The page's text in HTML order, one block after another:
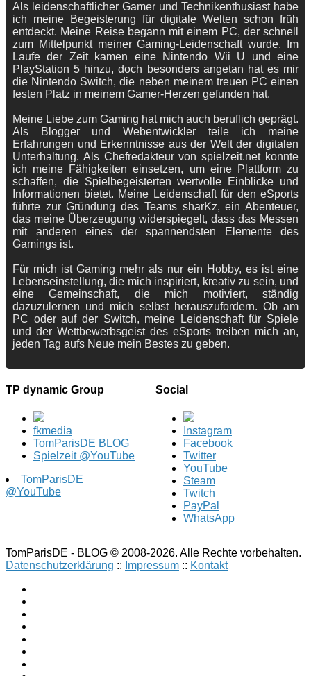
Als leidenschaftlicher Gamer und Technikenthusiast habe
ich meine Begeisterung für digitale Welten schon früh
entdeckt. Meine Reise begann mit einem PC, der schnell
zum Mittelpunkt meiner Gaming-Leidenschaft wurde. Im
Laufe der Zeit kamen eine Nintendo Wii U und eine
PlayStation 5 hinzu, doch besonders angetan hat es mir
die Nintendo Switch, die neben meinem treuen PC einen
festen Platz in meinem Gamer-Herzen gefunden hat.
Meine Liebe zum Gaming hat mich auch beruflich geprägt.
Als Blogger und Webentwickler teile ich meine
Erfahrungen und Erkenntnisse aus der Welt der digitalen
Unterhaltung. Als Chefredakteur von spielzeit.net konnte
ich meine Fähigkeiten einsetzen, um eine Plattform zu
schaffen, die Spielbegeisterten wertvolle Einblicke und
Informationen bietet. Meine Leidenschaft für den eSports
führte zur Gründung des Teams sharKz, ein Abenteuer,
das meine Überzeugung widerspiegelt, dass das Messen
mit anderen eines der spannendsten Elemente des
Gamings ist.
Für mich ist Gaming mehr als nur ein Hobby, es ist eine
Lebenseinstellung, die mich inspiriert, kreativ zu sein, und
eine Gemeinschaft, die mich motiviert, ständig
dazuzulernen und mich selbst herauszufordern. Ob am
PC oder auf der Switch, meine Leidenschaft für Spiele
und der Wettbewerbsgeist des eSports treiben mich an,
jeden Tag aufs Neue mein Bestes zu geben.
TP dynamic Group
fkmedia
TomParisDE BLOG
Spielzeit @YouTube
TomParisDE
@YouTube
Social
Instagram
Facebook
Twitter
YouTube
Steam
Twitch
PayPal
WhatsApp
TomParisDE - BLOG © 2008-2026. Alle Rechte vorbehalten.
Datenschutzerklärung :: Impressum :: Kontakt